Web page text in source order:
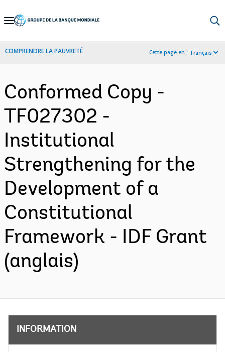
Skip
Navigation
COMPRENDRE LA PAUVRETÉ Cette page en : Français
Conformed Copy -
TF027302 -
Institutional
Strengthening for the
Development of a
Constitutional
Framework - IDF Grant
(anglais)
INFORMATION